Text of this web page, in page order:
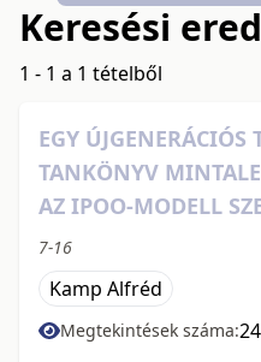
Keresési
1 - 1 a 1 tételből
EGY ÚJGENERÁCIÓS
TANKÖNYV
AZ IPOO-MODELL
7-16
Kamp Alfréd
Megtekintések száma: